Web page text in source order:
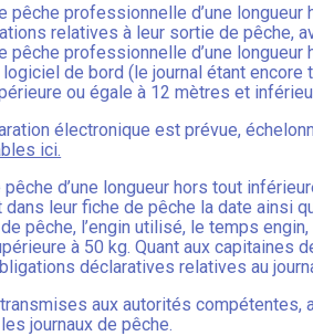
professionnelle d’une longueur
relatives à leur sortie de pêche,
pêche professionnelle d’une
logiciel de bord (le journal étant
ou égale à 12 mètres et
électronique est prévue,
ici.
d’une longueur hors tout
leur fiche de pêche la date ainsi
pêche, l’engin utilisé, le temps
à 50 kg. Quant aux capitaines
déclaratives relatives au
aux autorités
journaux de pêche.